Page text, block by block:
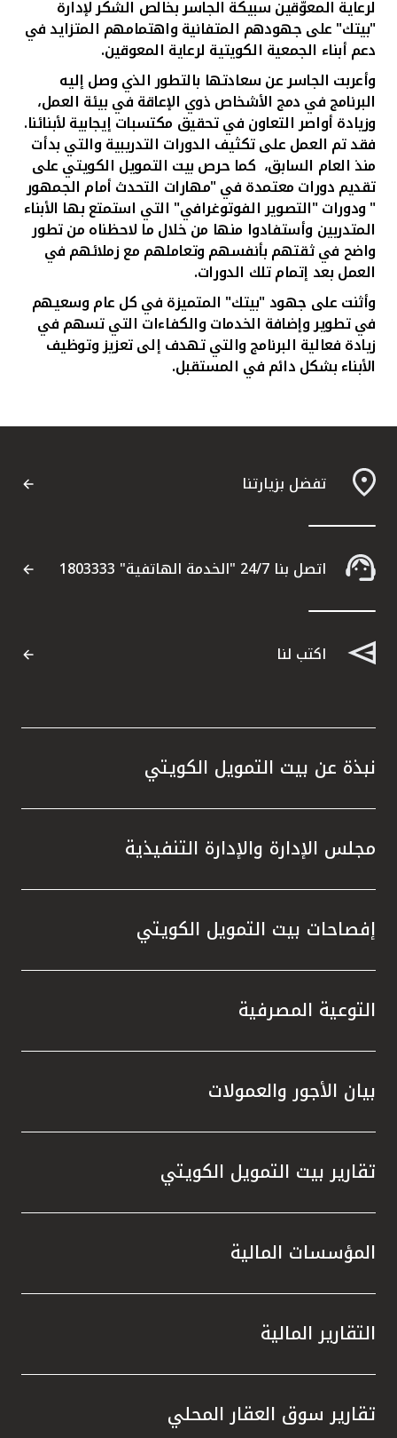
لرعاية المعوّقين سبيكة الجاسربخالص الشكر لإدارة
"بيتك" على جهودهم المتفانية واهتمامهم المتزايد في
دعم أبناء الجمعية الكويتية لرعاية المعوقين.
وأعربت الجاسر عن سعادتها بالتطور الذي وصل إليه
البرنامج في دمج الأشخاص ذوي الإعاقة في بيئة العمل،
وزيادة أواصر التعاون في تحقيق مكتسبات إيجابية لأبنائنا.
فقد تم العمل على تكثيف الدورات التدريبية والتي بدأت
منذ العام السابق، كما حرص بيت التمويل الكويتي على
تقديم دورات معتمدة في "مهارات التحدث أمام الجمهور
" ودورات "التصوير الفوتوغرافي" التي استمتع بها الأبناء
المتدربين وأستفادوا منها من خلال ما لاحظناه من تطور
واضح في ثقتهم بأنفسهم وتعاملهم مع زملائهم في
العمل بعد إتمام تلك الدورات.
وأثنت على جهود "بيتك" المتميزة في كل عام وسعيهم
في تطوير وإضافة الخدمات والكفاءات التي تسهم في
زيادة فعالية البرنامج والتي تهدف إلى تعزيز وتوظيف
الأبناء بشكل دائم في المستقبل.
تفضل بزيارتنا
اتصل بنا 24/7 "الخدمة الهاتفية" 1803333
اكتب لنا
نبذة عن بيت التمويل الكويتي
مجلس الإدارة والإدارة التنفيذية
إفصاحات بيت التمويل الكويتي
التوعية المصرفية
بيان الأجور والعمولات
تقارير بيت التمويل الكويتي
المؤسسات المالية
التقارير المالية
تقارير سوق العقار المحلي